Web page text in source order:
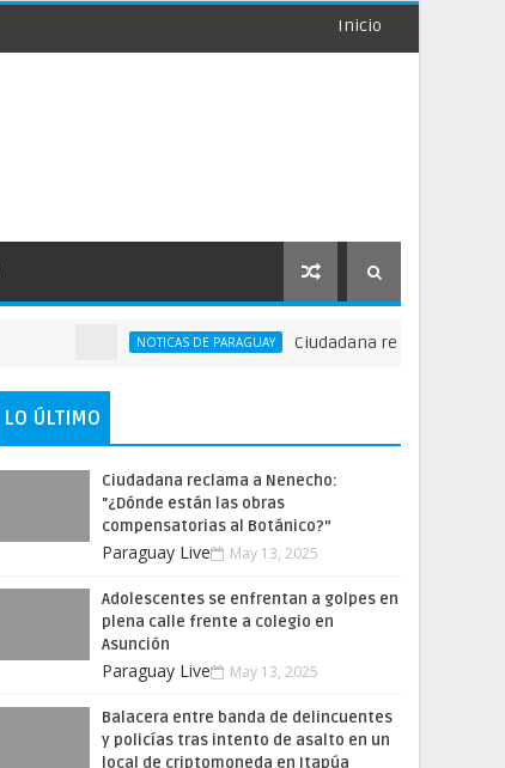
Inicio
NOTICAS DE PARAGUAY Ciudadana reclama a
LO ÚLTIMO
Ciudadana reclama a Nenecho:
"¿Dónde están las obras
compensatorias al Botánico?”
Paraguay Live May 13, 2025
Adolescentes se enfrentan a golpes en
plena calle frente a colegio en
Asunción
Paraguay Live May 13, 2025
Balacera entre banda de delincuentes
y policías tras intento de asalto en un
local de criptomoneda en Itapúa